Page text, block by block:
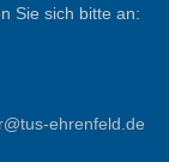
Sie sich bitte an:
ehrenfeld.de